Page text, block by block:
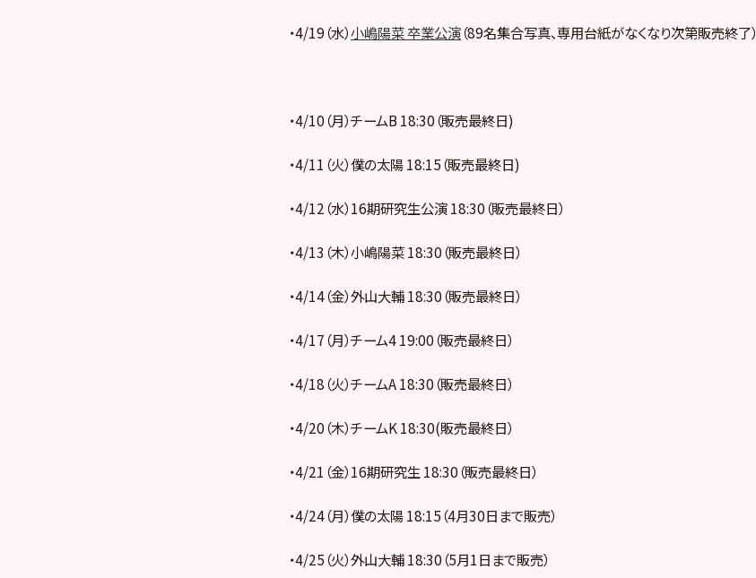
・4/19（水）小嶋陽菜 卒業公演（89名集合写真、専用台紙がなくなり次第販売終了）
・4/10（月）チームB 18:30（販売最終日)
・4/11（火）僕の太陽 18:15（販売最終日)
・4/12（水）16期研究生公演 18:30（販売最終日）
・4/13（木）小嶋陽菜 18:30（販売最終日）
・4/14（金）外山大輔 18:30（販売最終日）
・4/17（月）チーム4 19:00（販売最終日）
・4/18（火）チームA 18:30（販売最終日）
・4/20（木）チームK 18:30(販売最終日）
・4/21（金）16期研究生 18:30（販売最終日）
・4/24（月）僕の太陽 18:15（4月30日まで販売）
・4/25（火）外山大輔 18:30（5月1日まで販売）